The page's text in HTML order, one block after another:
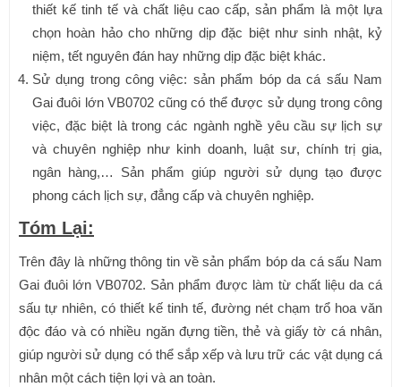
thiết kế tinh tế và chất liệu cao cấp, sản phẩm là một lựa
chọn hoàn hảo cho những dịp đặc biệt như sinh nhật, kỷ
niệm, tết nguyên đán hay những dịp đặc biệt khác.
Sử dụng trong công việc: sản phẩm bóp da cá sấu Nam
Gai đuôi lớn VB0702 cũng có thể được sử dụng trong công
việc, đặc biệt là trong các ngành nghề yêu cầu sự lịch sự
và chuyên nghiệp như kinh doanh, luật sư, chính trị gia,
ngân hàng,… Sản phẩm giúp người sử dụng tạo được
phong cách lịch sự, đẳng cấp và chuyên nghiệp.
Tóm Lại:
Trên đây là những thông tin về sản phẩm bóp da cá sấu Nam
Gai đuôi lớn VB0702. Sản phẩm được làm từ chất liệu da cá
sấu tự nhiên, có thiết kế tinh tế, đường nét chạm trổ hoa văn
độc đáo và có nhiều ngăn đựng tiền, thẻ và giấy tờ cá nhân,
giúp người sử dụng có thể sắp xếp và lưu trữ các vật dụng cá
nhân một cách tiện lợi và an toàn.